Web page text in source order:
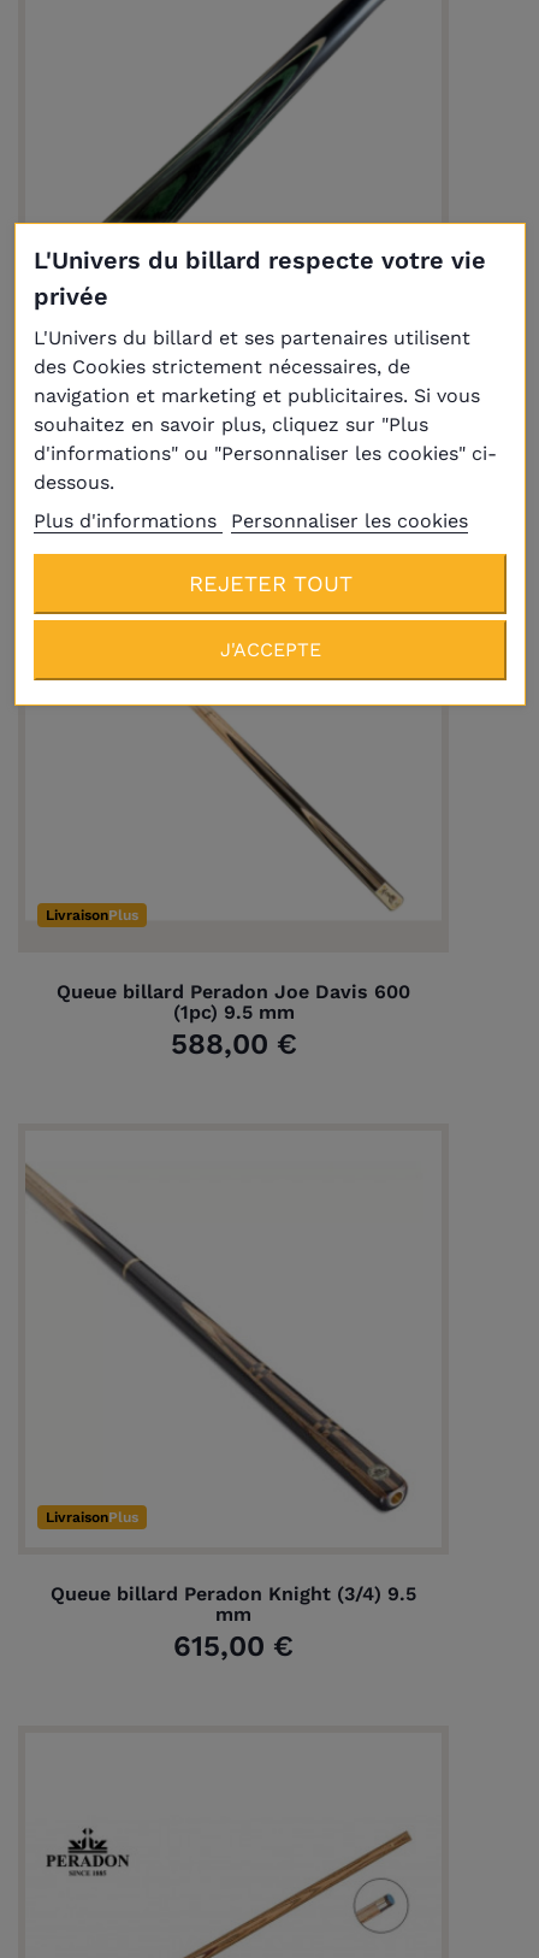
Queue de billard Baize Master Gold G91
3/4 - 8,5mm pool et snooker
229,00 €
LivraisonPlus
Queue billard Peradon Joe Davis 600
(1pc) 9.5 mm
588,00 €
LivraisonPlus
Queue billard Peradon Knight (3/4) 9.5
mm
615,00 €
L'Univers du billard respecte votre vie
privée
L'Univers du billard et ses partenaires utilisent
des Cookies strictement nécessaires, de
navigation et marketing et publicitaires. Si vous
souhaitez en savoir plus, cliquez sur "Plus
d'informations" ou "Personnaliser les cookies" ci-
dessous.
Plus d'informations
Personnaliser les cookies
REJETER TOUT
J'ACCEPTE